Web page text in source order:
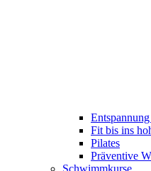
Fit bis ins
Pilates
Präventive
Schwimmkurse